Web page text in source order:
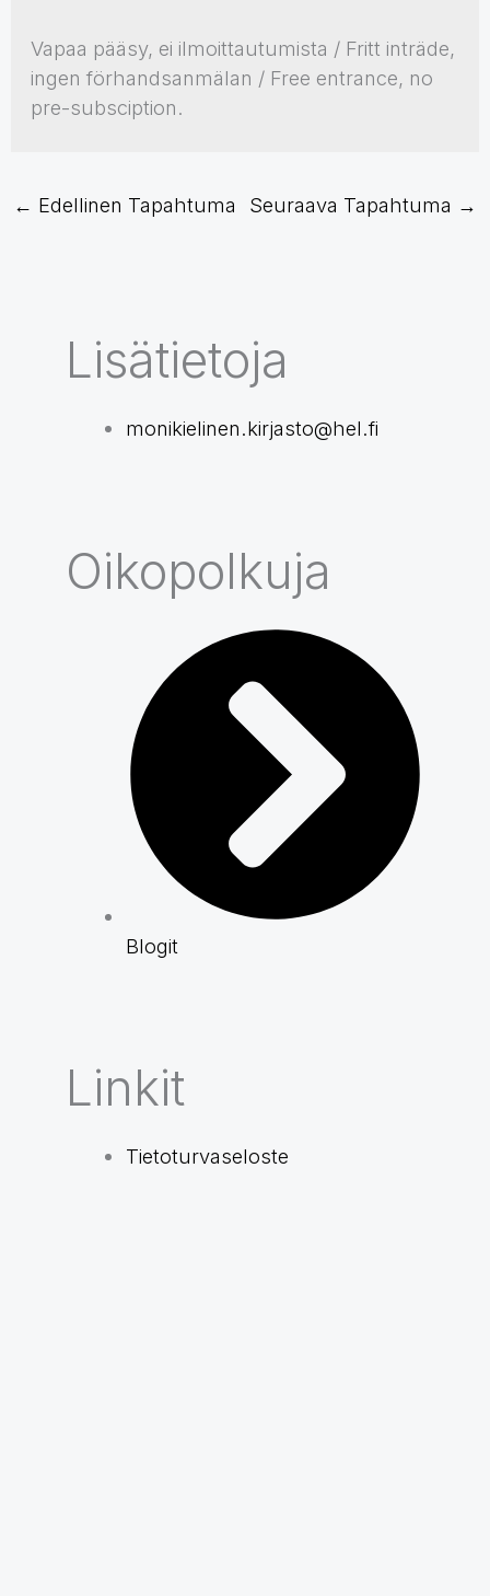
Vapaa pääsy, ei ilmoittautumista / Fritt inträde,
ingen förhandsanmälan / Free entrance, no
pre-subsciption.
← Edellinen Tapahtuma Seuraava Tapahtuma →
Lisätietoja
monikielinen.kirjasto@hel.fi
Oikopolkuja
Blogit
Linkit
Tietoturvaseloste